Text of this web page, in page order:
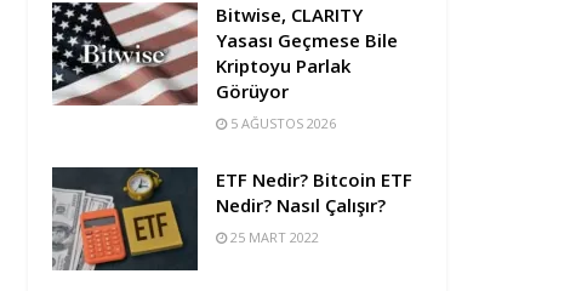
Bitwise, CLARITY
Yasası Geçmese Bile
Kriptoyu Parlak
Görüyor
5 AĞUSTOS 2026
ETF Nedir? Bitcoin ETF
Nedir? Nasıl Çalışır?
25 MART 2022